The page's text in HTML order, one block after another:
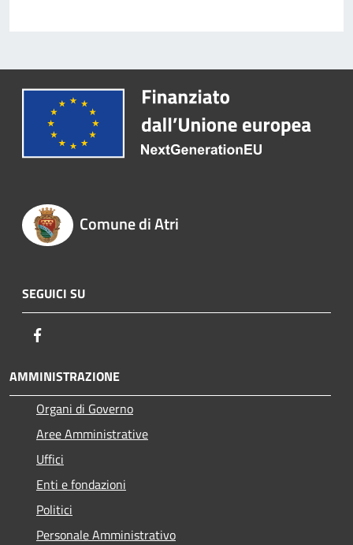
Comune di Atri
SEGUICI SU
AMMINISTRAZIONE
Organi di Governo
Aree Amministrative
Uffici
Enti e fondazioni
Politici
Personale Amministrativo